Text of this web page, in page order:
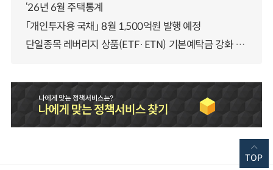
‘26년 6월 주택통계
「개인투자용 국채」 8월 1,500억원 발행 예정
단일종목 레버리지 상품(ETF·ETN) 기본예탁금 강화 조기시행 방안 안내
TOP